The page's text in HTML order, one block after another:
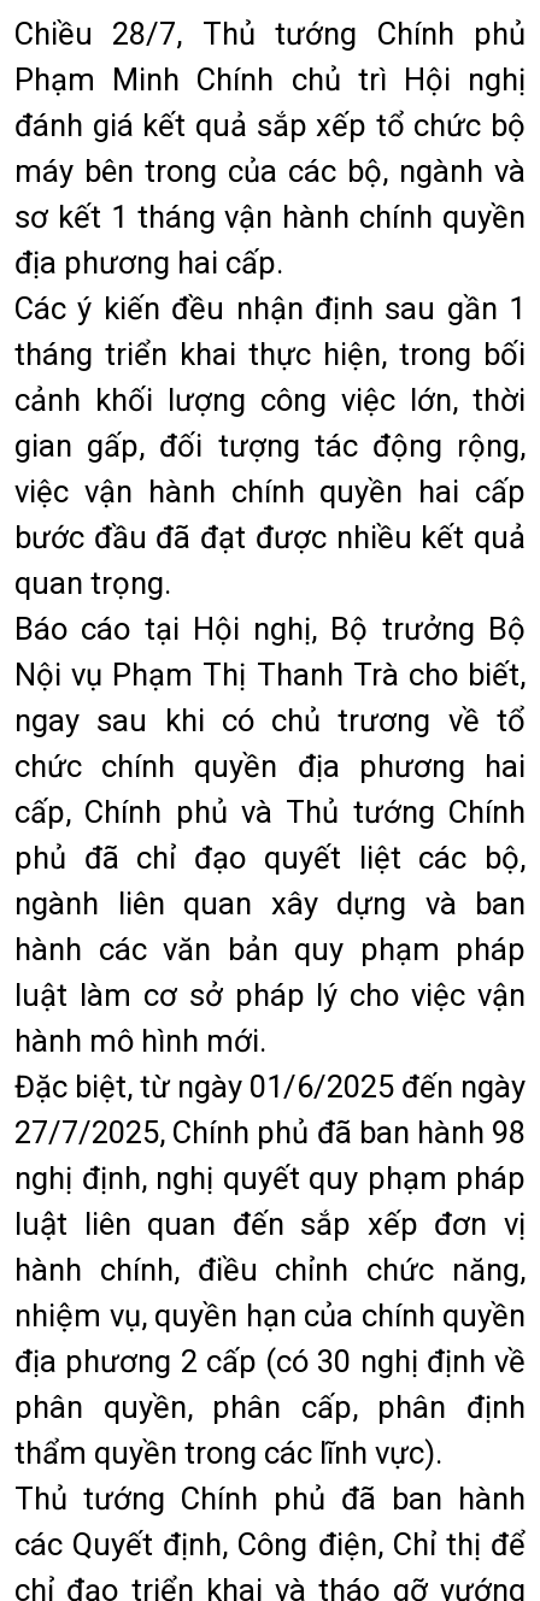
Chiều 28/7, Thủ tướng Chính phủ
Phạm Minh Chính chủ trì Hội nghị
đánh giá kết quả sắp xếp tổ chức bộ
máy bên trong của các bộ, ngành và
sơ kết 1 tháng vận hành chính quyền
địa phương hai cấp.
Các ý kiến đều nhận định sau gần 1
tháng triển khai thực hiện, trong bối
cảnh khối lượng công việc lớn, thời
gian gấp, đối tượng tác động rộng,
việc vận hành chính quyền hai cấp
bước đầu đã đạt được nhiều kết quả
quan trọng.
Báo cáo tại Hội nghị, Bộ trưởng Bộ
Nội vụ Phạm Thị Thanh Trà cho biết,
ngay sau khi có chủ trương về tổ
chức chính quyền địa phương hai
cấp, Chính phủ và Thủ tướng Chính
phủ đã chỉ đạo quyết liệt các bộ,
ngành liên quan xây dựng và ban
hành các văn bản quy phạm pháp
luật làm cơ sở pháp lý cho việc vận
hành mô hình mới.
Đặc biệt, từ ngày 01/6/2025 đến ngày
27/7/2025, Chính phủ đã ban hành 98
nghị định, nghị quyết quy phạm pháp
luật liên quan đến sắp xếp đơn vị
hành chính, điều chỉnh chức năng,
nhiệm vụ, quyền hạn của chính quyền
địa phương 2 cấp (có 30 nghị định về
phân quyền, phân cấp, phân định
thẩm quyền trong các lĩnh vực).
Thủ tướng Chính phủ đã ban hành
các Quyết định, Công điện, Chỉ thị để
chỉ đạo triển khai và tháo gỡ vướng